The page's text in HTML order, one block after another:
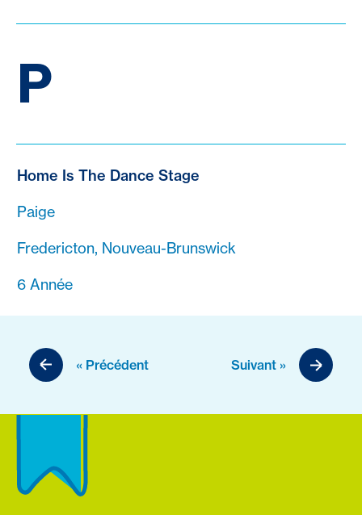
P
Home Is The Dance Stage
Paige
Fredericton, Nouveau-Brunswick
6 Année
« Précédent Suivant »